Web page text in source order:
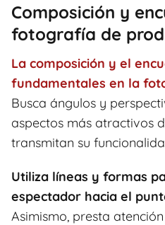
Composición y
fotografía de
La composición y el
fundamentales en la
Busca ángulos y
aspectos más atractivos
transmitan su
Utiliza líneas y formas
espectador hacia el
Asimismo, presta